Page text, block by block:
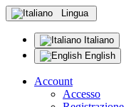
Lingua
Italiano
English
Account
Accesso